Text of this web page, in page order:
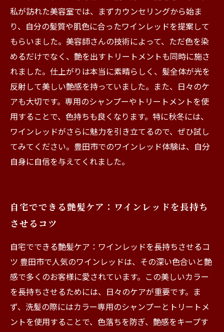
私が訪れた美容室では、まずカウンセリングから始ま
り、自分の髪質や肌色に合ったワインレッドを提案して
もらいました。美容師さんの技術によって、ただ色を染
めるだけでなく、艶を出すトリートメントも同時に施さ
れました。仕上がりは本当に素晴らしく、髪全体が光を
反射して美しい艶感を持っていました。また、日々のケ
アも大切です。専用のシャンプーやトリートメントを使
用することで、色持ちも良くなります。特に秋冬には、
ワインレッドがさらに魅力を引き立てるので、ぜひ試し
てみてください。豊田市でのワインレッド体験は、自分
自身に自信を与えてくれました。
自宅でできる艶髪ケア：ワインレッドを長持ち
させるコツ
自宅でできる艶髪ケア：ワインレッドを長持ちさせるコ
ツ 豊田市で人気のワインレッドは、その深い色合いと艶
感で多くのお客様に愛されています。この美しいカラー
を長持ちさせるためには、日々のケアが重要です。ま
ず、洗髪の際にはカラー専用のシャンプーとトリートメ
ントを使用することで、色落ちを防ぎ、艶感をキープす